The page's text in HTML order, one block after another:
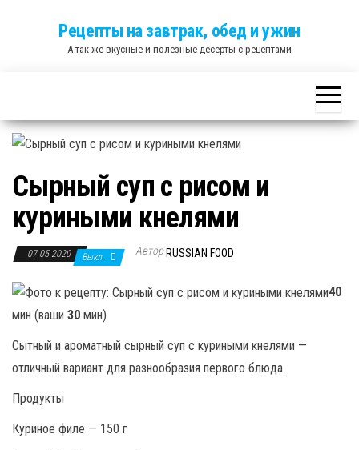
Рецепты на завтрак, обед и ужин
А так же вкусные и полезные десерты с рецептами
Сырный суп с рисом и
куриными кнелями
07.05.2020 Выкл. Автор RUSSIAN FOOD
40
мин (ваши 30 мин)
Сытный и ароматный сырный суп с куриными кнелями —
отличный вариант для разнообразия первого блюда.
Продукты
Куриное филе — 150 г